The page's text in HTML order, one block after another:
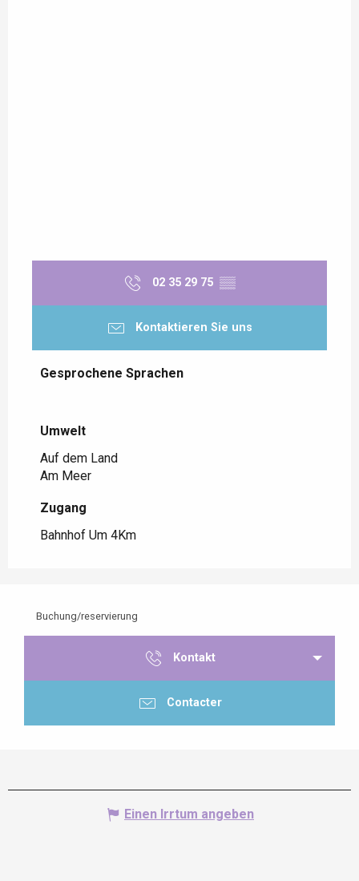
02 35 29 75 ▒▒
Kontaktieren Sie uns
Gesprochene Sprachen
Gesprochene Sprachen
Umwelt
Umwelt
Auf dem Land
Am Meer
Zugang
Zugang
Bahnhof Um 4Km
Buchung/reservierung
Kontakt
Contacter
Einen Irrtum angeben